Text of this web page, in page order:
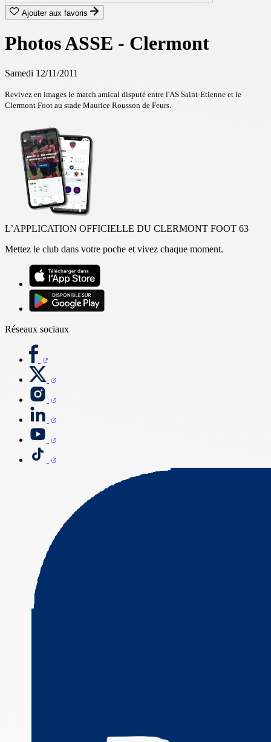
Ajouter aux favoris
Photos ASSE - Clermont
Samedi 12/11/2011
Revivez en images le match amical disputé entre l'AS Saint-Etienne et le
Clermont Foot au stade Maurice Rousson de Feurs.
L’APPLICATION OFFICIELLE DU CLERMONT FOOT 63
Mettez le club dans votre poche et vivez chaque moment.
Réseaux sociaux